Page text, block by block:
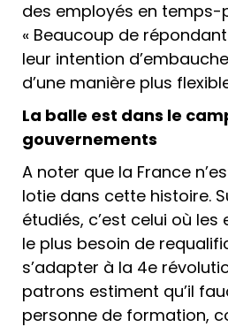
des employés en temps-
« Beaucoup de
leur intention
d’une manière plus
La balle est dans le
gouvernements
A noter que la France
lotie dans cette histoire.
étudiés, c’est celui où
le plus besoin de
s’adapter à la 4e
patrons estiment qu’il
personne de formation,